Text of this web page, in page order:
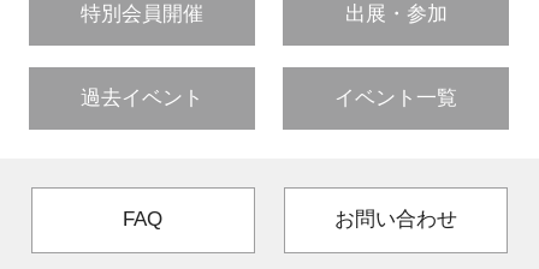
特別会員開催 出展・参加
過去イベント イベント一覧
FAQ お問い合わせ